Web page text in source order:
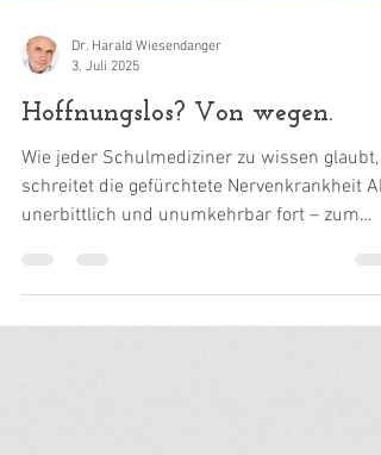
3. Juli 2025
Hoffnungslos? Von wegen.
Wie jeder Schulmediziner zu wissen glaubt,
sicheren...